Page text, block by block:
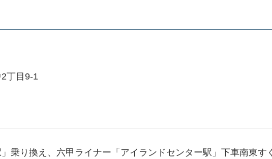
丁目9-1
乗り換え、六甲ライナー「アイランドセンター駅」下車南東す